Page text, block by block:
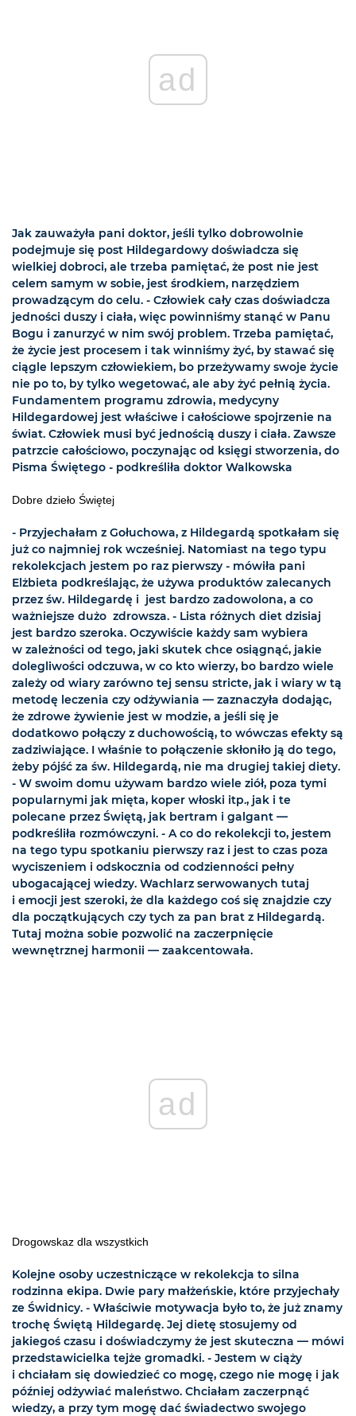
ad
Jak zauważyła pani doktor, jeśli tylko dobrowolnie
podejmuje się post Hildegardowy doświadcza się
wielkiej dobroci, ale trzeba pamiętać, że post nie jest
celem samym w sobie, jest środkiem, narzędziem
prowadzącym do celu. - Człowiek cały czas doświadcza
jedności duszy i ciała, więc powinniśmy stanąć w Panu
Bogu i zanurzyć w nim swój problem. Trzeba pamiętać,
że życie jest procesem i tak winniśmy żyć, by stawać się
ciągle lepszym człowiekiem, bo przeżywamy swoje życie
nie po to, by tylko wegetować, ale aby żyć pełnią życia.
Fundamentem programu zdrowia, medycyny
Hildegardowej jest właściwe i całościowe spojrzenie na
świat. Człowiek musi być jednością duszy i ciała. Zawsze
patrzcie całościowo, poczynając od księgi stworzenia, do
Pisma Świętego - podkreśliła doktor Walkowska
Dobre dzieło Świętej
- Przyjechałam z Gołuchowa, z Hildegardą spotkałam się
już co najmniej rok wcześniej. Natomiast na tego typu
rekolekcjach jestem po raz pierwszy - mówiła pani
Elżbieta podkreślając, że używa produktów zalecanych
przez św. Hildegardę i jest bardzo zadowolona, a co
ważniejsze dużo zdrowsza. - Lista różnych diet dzisiaj
jest bardzo szeroka. Oczywiście każdy sam wybiera
w zależności od tego, jaki skutek chce osiągnąć, jakie
dolegliwości odczuwa, w co kto wierzy, bo bardzo wiele
zależy od wiary zarówno tej sensu stricte, jak i wiary w tą
metodę leczenia czy odżywiania — zaznaczyła dodając,
że zdrowe żywienie jest w modzie, a jeśli się je
dodatkowo połączy z duchowością, to wówczas efekty są
zadziwiające. I właśnie to połączenie skłoniło ją do tego,
żeby pójść za św. Hildegardą, nie ma drugiej takiej diety.
- W swoim domu używam bardzo wiele ziół, poza tymi
popularnymi jak mięta, koper włoski itp., jak i te
polecane przez Świętą, jak bertram i galgant —
podkreśliła rozmówczyni. - A co do rekolekcji to, jestem
na tego typu spotkaniu pierwszy raz i jest to czas poza
wyciszeniem i odskocznia od codzienności pełny
ubogacającej wiedzy. Wachlarz serwowanych tutaj
i emocji jest szeroki, że dla każdego coś się znajdzie czy
dla początkujących czy tych za pan brat z Hildegardą.
Tutaj można sobie pozwolić na zaczerpnięcie
wewnętrznej harmonii — zaakcentowała.
ad
Drogowskaz dla wszystkich
Kolejne osoby uczestniczące w rekolekcja to silna
rodzinna ekipa. Dwie pary małżeńskie, które przyjechały
ze Świdnicy. - Właściwie motywacja było to, że już znamy
trochę Świętą Hildegardę. Jej dietę stosujemy od
jakiegoś czasu i doświadczymy że jest skuteczna — mówi
przedstawicielka tejże gromadki. - Jestem w ciąży
i chciałam się dowiedzieć co mogę, czego nie mogę i jak
później odżywiać maleństwo. Chciałam zaczerpnąć
wiedzy, a przy tym mogę dać świadectwo swojego